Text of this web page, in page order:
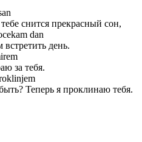
снится прекрасный сон,
dan
день.
за тебя.
Теперь я проклинаю тебя.